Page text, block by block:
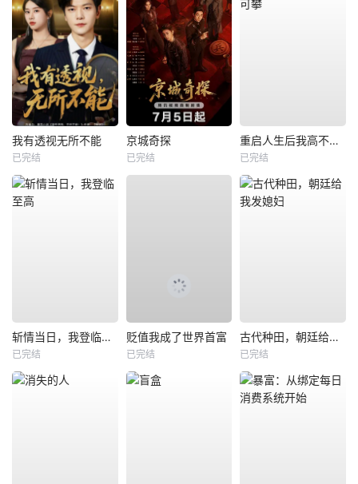
我有透视无所不能
已完结
京城奇探
已完结
重启人生后我高不可攀
已完结
斩情当日，我登临至高
已完结
贬值我成了世界首富
已完结
古代种田，朝廷给我发媳妇
已完结